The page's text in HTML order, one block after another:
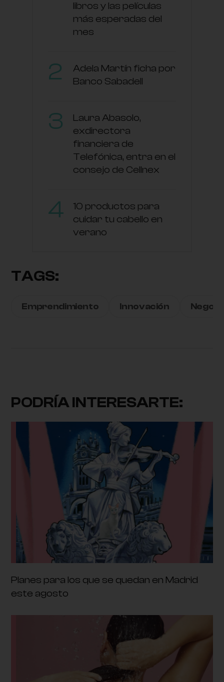
libros y las películas
más esperadas del
mes
Adela Martín ficha por
Banco Sabadell
Laura Abasolo,
exdirectora
financiera de
Telefónica, entra en el
consejo de Cellnex
10 productos para
cuidar tu cabello en
verano
TAGS:
Emprendimiento Innovación
PODRÍA INTERESARTE:
Planes para los que se quedan en Madrid
este agosto